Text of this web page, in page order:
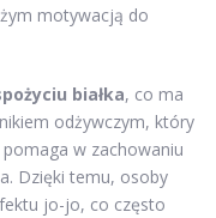
motywacją do
białka, co ma
odżywczym, który
w zachowaniu
Dzięki temu, osoby
jo-jo, co często